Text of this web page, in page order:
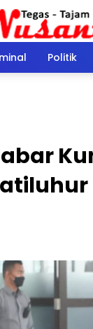
Politik